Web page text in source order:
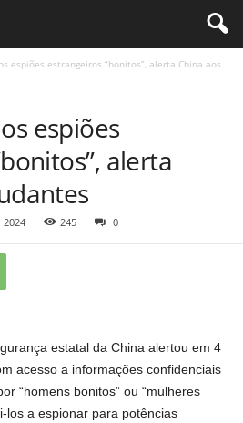
espiões estrangeiros “bonitos”, alerta China aos
espiões
alerta
2024 245 0
estatal da China alertou em 4
acesso a informações confidenciais
“homens bonitos” ou “mulheres
los a espionar para potências